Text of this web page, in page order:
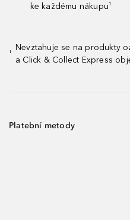
ke každému nákupu¹
¹
Nevztahuje se na produkty
a Click & Collect Express
Platební metody